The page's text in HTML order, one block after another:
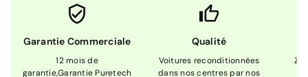
Garantie Commerciale
12 mois de
garantie,Garantie Puretech
Qualité
Voitures reconditionnées
dans nos centres par nos